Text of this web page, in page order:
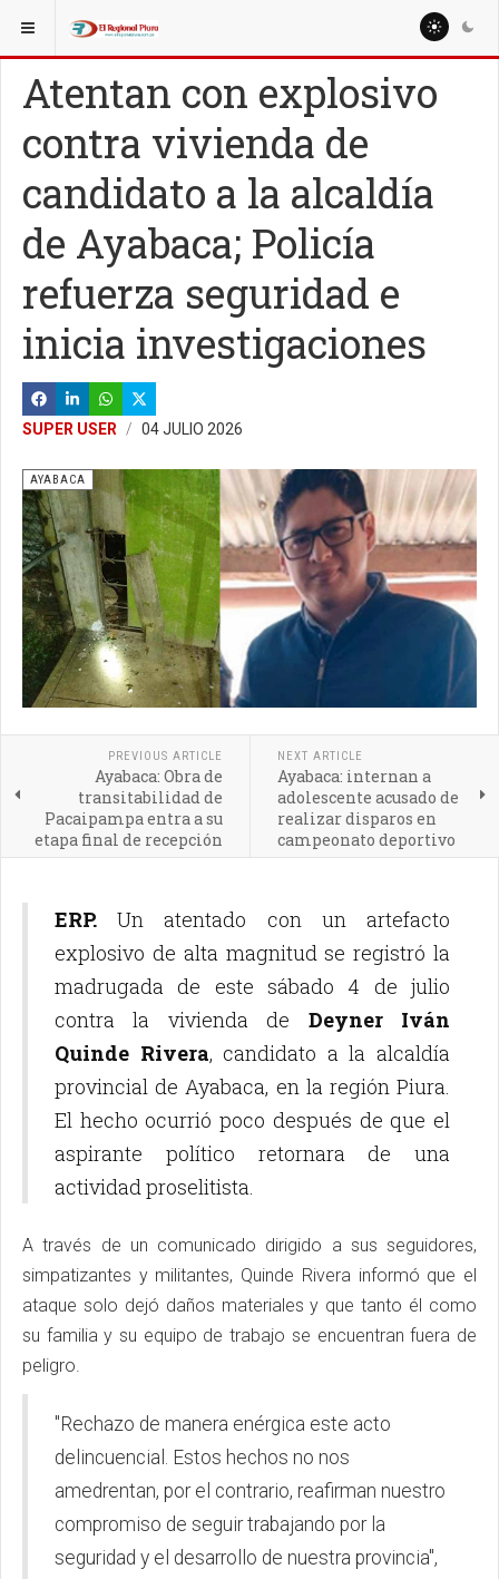
ESTÁ AQUÍ: REGIÓN PIURA
Atentan con explosivo
contra vivienda de
candidato a la alcaldía
de Ayabaca; Policía
refuerza seguridad e
inicia investigaciones
SUPER USER 04 JULIO 2026
AYABACA
PREVIOUS ARTICLE
Ayabaca: Obra de
transitabilidad de
Pacaipampa entra a su
etapa final de recepción
NEXT ARTICLE
Ayabaca: internan a
adolescente acusado de
realizar disparos en
campeonato deportivo
ERP. Un atentado con un artefacto
explosivo de alta magnitud se registró la
madrugada de este sábado 4 de julio
contra la vivienda de Deyner Iván
Quinde Rivera, candidato a la alcaldía
provincial de Ayabaca, en la región Piura.
El hecho ocurrió poco después de que el
aspirante político retornara de una
actividad proselitista.
A través de un comunicado dirigido a sus seguidores,
simpatizantes y militantes, Quinde Rivera informó que el
ataque solo dejó daños materiales y que tanto él como
su familia y su equipo de trabajo se encuentran fuera de
peligro.
"Rechazo de manera enérgica este acto
delincuencial. Estos hechos no nos
amedrentan, por el contrario, reafirman nuestro
compromiso de seguir trabajando por la
seguridad y el desarrollo de nuestra provincia",